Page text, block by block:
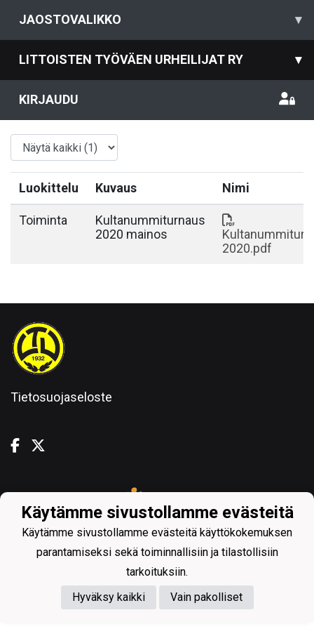
JAOSTOVALIKKO ▾
LITTOISTEN TYÖVÄEN URHEILIJAT RY ▾
KIRJAUDU
Luokittelu Kuvaus Nimi
Toiminta
Kultanummiturnaus
2020 mainos
2020.pdf
Tietosuojaseloste
Käytämme sivustollamme evästeitä
Käytämme sivustollamme evästeitä käyttökokemuksen
parantamiseksi sekä toiminnallisiin ja tilastollisiin
tarkoituksiin.
Hyväksy kaikki
Vain pakolliset